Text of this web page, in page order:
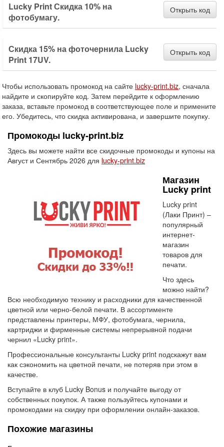
Lucky Print Скидка 10% на
фотобумагу.
Открыть код
Скидка 15% на фоточернила Lucky
Print 17UV.
Открыть код
Чтобы использовать промокод на сайте lucky-print.biz, сначала
найдите и скопируйте код. Затем перейдите к оформлению
заказа, вставьте промокод в соответствующее поле и примените
его. Убедитесь, что скидка активирована, и завершите покупку.
Промокоды lucky-print.biz
Здесь вы можете найти все скидочные промокоды и купоны на
Август и Сентябрь 2026 для lucky-print.biz
Магазин
Lucky print
Lucky print
(Лаки Принт) –
популярный
интернет-
магазин
товаров для
печати.
Что здесь
можно найти?
Всю необходимую технику и расходники для качественной
цветной или черно-белой печати. В ассортименте
представлены принтеры, МФУ, фотобумага, чернила,
картриджи и фирменные системы непрерывной подачи
чернил «Lucky print».
Профессиональные консультанты Lucky print подскажут вам
как сэкономить на цветной печати, не потеряв при этом в
качестве.
Вступайте в клуб Lucky Bonus и получайте выгоду от
собственных покупок. А также пользуйтесь купонами и
промокодами на скидку при оформлении онлайн-заказов.
Похожие магазины